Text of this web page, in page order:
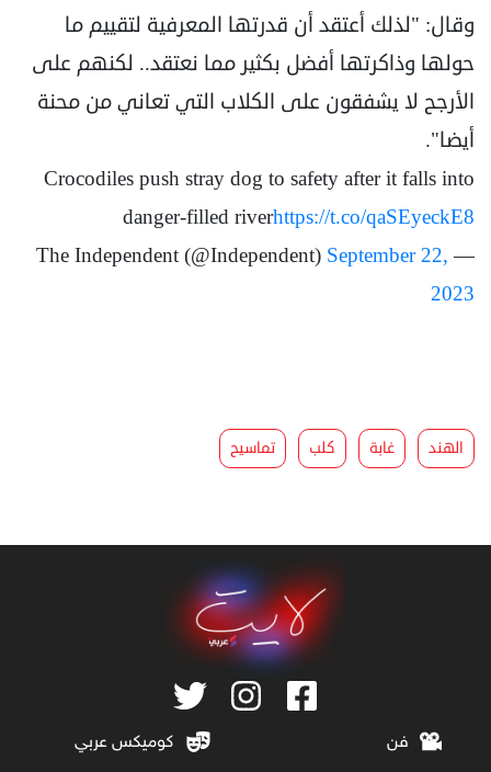
وقال: "لذلك أعتقد أن قدرتها المعرفية لتقييم ما
حولها وذاكرتها أفضل بكثير مما نعتقد.. لكنهم على
الأرجح لا يشفقون على الكلاب التي تعاني من محنة
أيضا".
Crocodiles push stray dog to safety after it falls into
danger-filled riverhttps://t.co/qaSEyeckE8
— The Independent (@Independent)
September 22,
2023
الهند غابة كلب تماسيح
فن كوميكس عربي